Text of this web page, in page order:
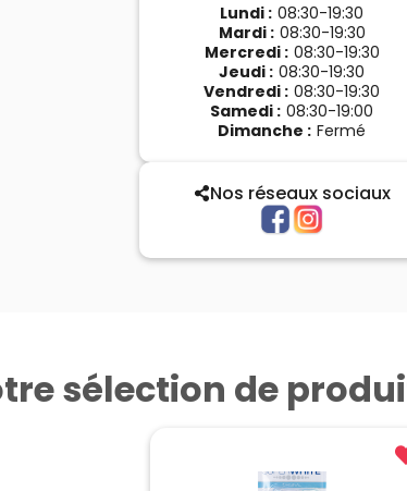
Lundi : 08:30-19:30
Mardi: 08:30-19:30
Mercredi: 08:30-19:30
Jeudi : 08:30-19:30
Vendredi : 08:30-19:30
Samedi : 08:30-19:00
Dimanche : Fermé
Nos réseaux sociaux
sélection de